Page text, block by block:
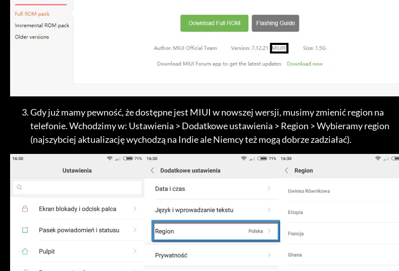
Gdy już mamy pewność, że dostępne jest MIUI w nowszej wersji, musimy zmienić region na
telefonie. Wchodzimy w: Ustawienia > Dodatkowe ustawienia > Region > Wybieramy region
(najszybciej aktualizację wychodzą na Indie ale Niemcy też mogą dobrze zadziałać).